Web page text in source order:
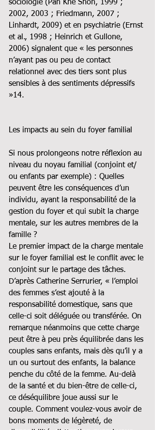
sociologie (Pan Khé Shon, 1999 ;
2002, 2003 ; Friedmann, 2007 ;
Linhardt, 2009) et en psychiatrie (Ernst
et al., 1998 ; Heinrich et Gullone,
2006) signalent que « les personnes
n’ayant pas ou peu de contact
relationnel avec des tiers sont plus
sensibles à des sentiments dépressifs
»14.
Les impacts au sein du foyer familial
Si nous prolongeons notre réflexion au
niveau du noyau familial (conjoint et/
ou enfants par exemple) : Quelles
peuvent être les conséquences d’un
individu, ayant la responsabilité de la
gestion du foyer et qui subit la charge
mentale, sur les autres membres de la
famille ?
Le premier impact de la charge mentale
sur le foyer familial est le conflit avec le
conjoint sur le partage des tâches.
D’après Catherine Serrurier, « l’emploi
des femmes s’est ajouté à la
responsabilité domestique, sans que
celle-ci soit déléguée ou transférée. On
remarque néanmoins que cette charge
peut être à peu près équilibrée dans les
couples sans enfants, mais dès qu’il y a
un ou surtout des enfants, la balance
penche du côté de la femme. Au-delà
de la santé et du bien-être de celle-ci,
ce déséquilibre joue aussi sur le
couple. Comment voulez-vous avoir de
bons moments de légèreté, de